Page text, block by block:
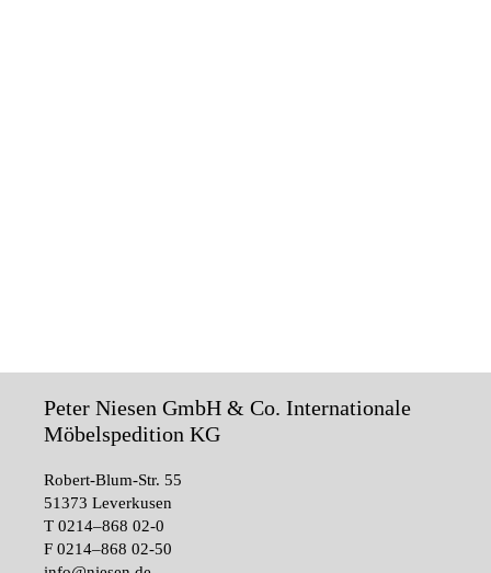
Peter Niesen GmbH & Co. Internationale
Möbelspedition KG
Robert-Blum-Str. 55
51373 Leverkusen
T 0214–868 02-0
F 0214–868 02-50